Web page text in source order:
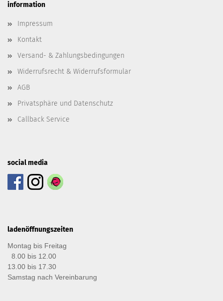
information
Impressum
Kontakt
Versand- & Zahlungsbedingungen
Widerrufsrecht & Widerrufsformular
AGB
Privatsphäre und Datenschutz
Callback Service
social media
ladenöffnungszeiten
Montag bis Freitag
8.00 bis 12.00
13.00 bis 17.30
Samstag nach Vereinbarung